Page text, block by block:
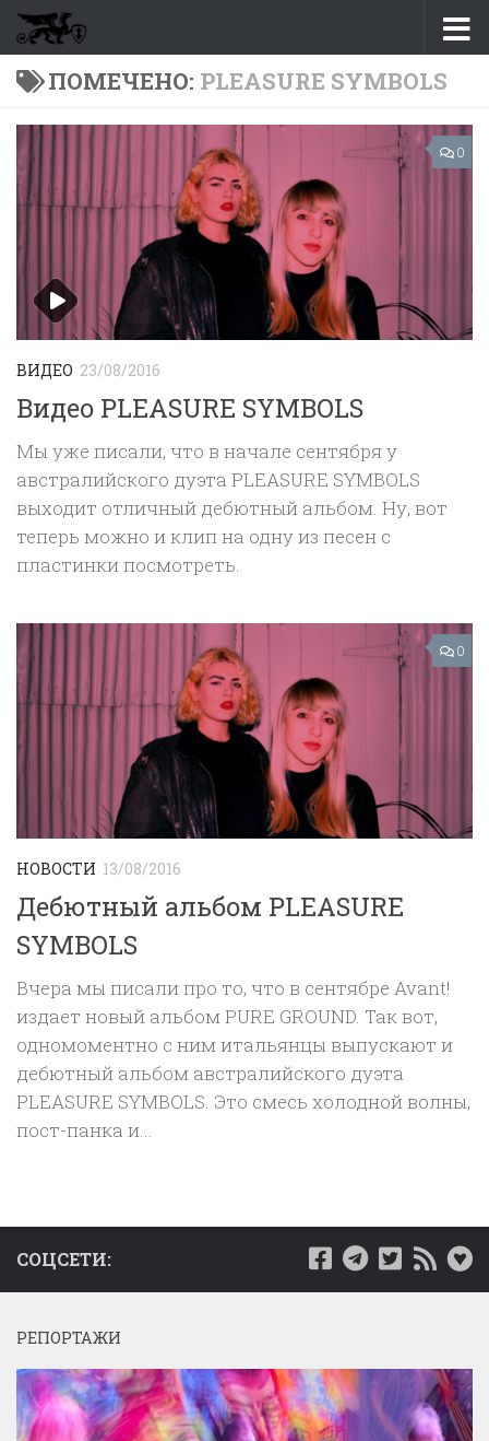
Перейти к содержимому
ПОМЕЧЕНО: PLEASURE SYMBOLS
0
ВИДЕО 23/08/2016
Видео PLEASURE SYMBOLS
Мы уже писали, что в начале сентября у
австралийского дуэта PLEASURE SYMBOLS
выходит отличный дебютный альбом. Ну, вот
теперь можно и клип на одну из песен с
пластинки посмотреть.
0
НОВОСТИ 13/08/2016
Дебютный альбом PLEASURE
SYMBOLS
Вчера мы писали про то, что в сентябре Avant!
издает новый альбом PURE GROUND. Так вот,
одномоментно с ним итальянцы выпускают и
дебютный альбом австралийского дуэта
PLEASURE SYMBOLS. Это смесь холодной волны,
пост-панка и...
СОЦСЕТИ:
РЕПОРТАЖИ